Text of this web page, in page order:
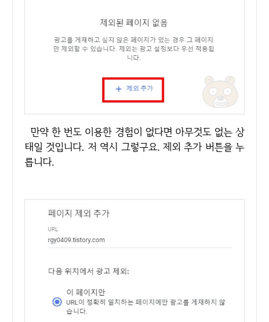
만약 한 번도 이용한 경험이 없다면 아무것도 없는 상
태일 것입니다. 저 역시 그렇구요. 제외 추가 버튼을 누
릅니다.